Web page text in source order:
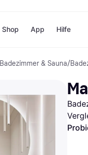
Zahlungsmethoden
Bezahle in 3
Teilzahlungen
Bezahle in bis zu 30
Tagen
Ratenzahlung
Shop
Shops
H&M
Temu
App Hilfe
Badezimmer & Sauna/